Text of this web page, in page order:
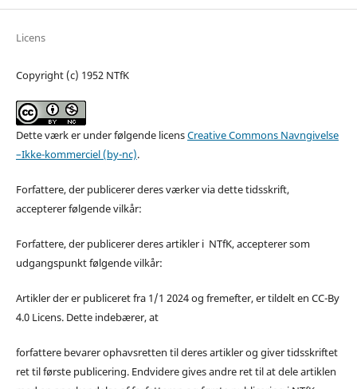
Licens
Copyright (c) 1952 NTfK
Dette værk er under følgende licensCreative Commons Navngivelse
–Ikke-kommerciel (by-nc).
Forfattere, der publicerer deres værker via dette tidsskrift,
accepterer følgende vilkår:
Forfattere, der publicerer deres artikler i NTfK, accepterer som
udgangspunkt følgende vilkår:
Artikler der er publiceret fra 1/1 2024 og fremefter, er tildelt en CC-By
4.0 Licens. Dette indebærer, at
forfattere bevarer ophavsretten til deres artikler og giver tidsskriftet
ret til første publicering. Endvidere gives andre ret til at dele artiklen